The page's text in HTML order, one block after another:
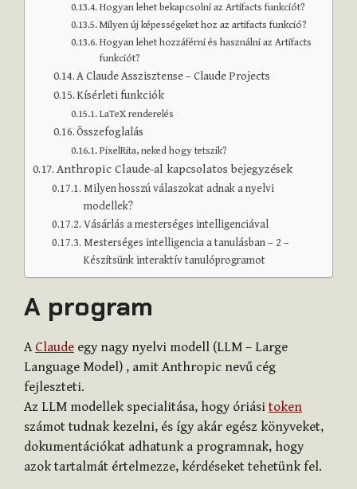
Hogyan lehet bekapcsolni az Artifacts funkciót?
Milyen új képességeket hoz az artifacts funkció?
Hogyan lehet hozzáférni és használni az Artifacts
funkciót?
A Claude Asszisztense – Claude Projects
Kísérleti funkciók
LaTeX renderelés
Összefoglalás
PixelRita, neked hogy tetszik?
Anthropic Claude-al kapcsolatos bejegyzések
Milyen hosszú válaszokat adnak a nyelvi
modellek?
Vásárlás a mesterséges intelligenciával
Mesterséges intelligencia a tanulásban – 2 –
Készítsünk interaktív tanulóprogramot
A program
A Claude egy nagy nyelvi modell (LLM – Large
Language Model) , amit Anthropic nevű cég
fejleszteti.
Az LLM modellek specialitása, hogy óriási token
számot tudnak kezelni, és így akár egész könyveket,
dokumentációkat adhatunk a programnak, hogy
azok tartalmát értelmezze, kérdéseket tehetünk fel.